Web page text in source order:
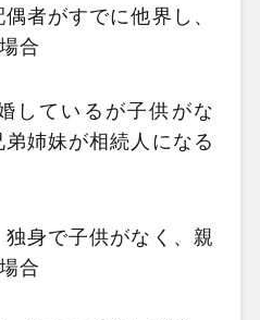
者がすでに他界し、
合
しているが子供がな
姉妹が相続人になる
独身で子供がなく、親
合